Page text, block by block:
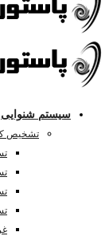
سیستم شنوایی
تشخیص